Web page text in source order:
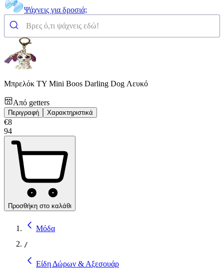
Ψάχνεις για δροσιά;
Μπρελόκ TY Mini Boos Darling Dog Λευκό
Από getters
Περιγραφή Χαρακτηριστικά
€8
94
Προσθήκη στο καλάθι
Μόδα
/
Είδη Δώρων & Αξεσουάρ